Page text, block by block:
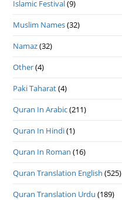
Islamic Festival(9)
Muslim Names(32)
Namaz(32)
Other(4)
Paki Taharat(4)
Quran In Arabic(211)
Quran In Hindi(1)
Quran In Roman (16)
Quran Translation English (525)
Quran Translation Urdu (189)